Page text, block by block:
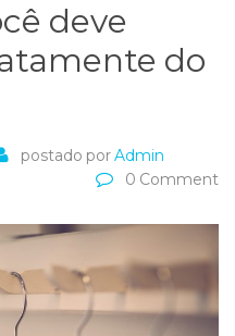
deve
do
postado porAdmin
0 Comment